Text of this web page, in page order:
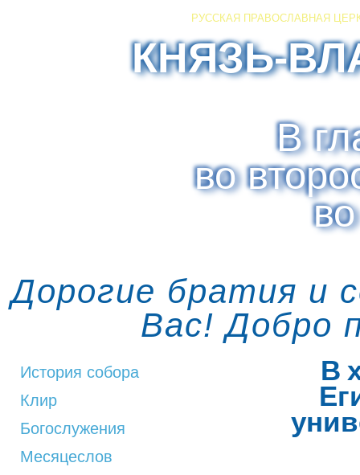
РУССКАЯ ПРАВОСЛАВНАЯ
КНЯЗЬ-
В
во
Дорогие братия и
Вас! Добро
История собора
Клир
Богослужения
Месяцеслов
В